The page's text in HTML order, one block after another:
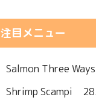
注目メニュー
Salmon Three
Shrimp Scampi